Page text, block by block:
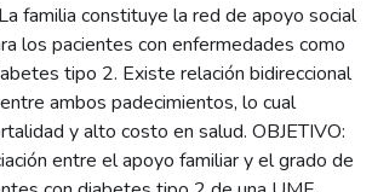
familia constituye la red de apoyo social
los pacientes con enfermedades como
tipo 2. Existe relación bidireccional
ambos padecimientos, lo cual
y alto costo en salud. OBJETIVO:
entre el apoyo familiar y el grado de